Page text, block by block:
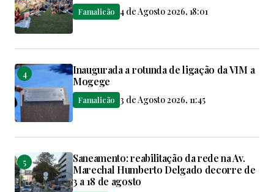
Famalicão 4 de Agosto 2026, 18:01
Inaugurada a rotunda de ligação da VIM a
Mogege
Famalicão 3 de Agosto 2026, 11:45
Saneamento: reabilitação da rede na Av.
Marechal Humberto Delgado decorre de
3 a 18 de agosto